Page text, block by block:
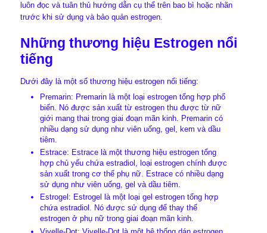
luôn đọc và tuân thủ hướng dẫn cụ thể trên bao bì hoặc nhãn
trước khi sử dụng và bảo quản estrogen.
Những thương hiệu Estrogen nổi
tiếng
Dưới đây là một số thương hiệu estrogen nổi tiếng:
Premarin: Premarin là một loại estrogen tổng hợp phổ
biến. Nó được sản xuất từ estrogen thu được từ nữ
giới mang thai trong giai đoạn mãn kinh. Premarin có
nhiều dạng sử dụng như viên uống, gel, kem và dầu
tiêm.
Estrace: Estrace là một thương hiệu estrogen tổng
hợp chủ yếu chứa estradiol, loại estrogen chính được
sản xuất trong cơ thể phụ nữ. Estrace có nhiều dạng
sử dụng như viên uống, gel và dầu tiêm.
Estrogel: Estrogel là một loại gel estrogen tổng hợp
chứa estradiol. Nó được sử dụng để thay thế
estrogen ở phụ nữ trong giai đoạn mãn kinh.
Vivelle-Dot: Vivelle-Dot là một hệ thống dán estrogen